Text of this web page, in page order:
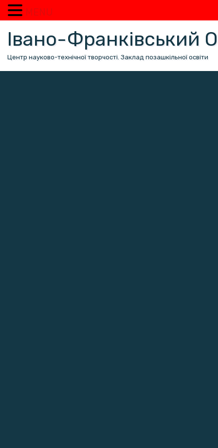
вмісту
Івано-Франківський
Центр науково-технічної творчості. Заклад позашкільної освіти
MENU